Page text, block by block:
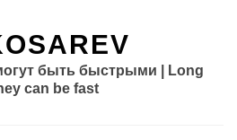
быть быстрыми | Long
can be fast